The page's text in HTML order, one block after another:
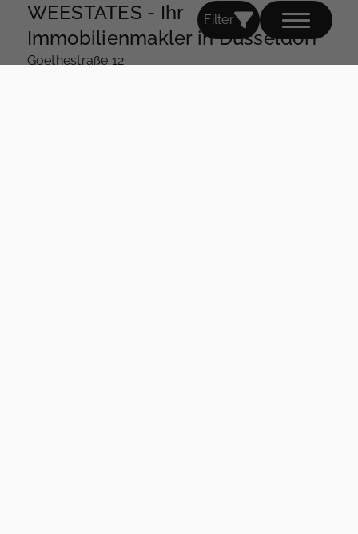
Filter
WEESTATES - Ihr
Immobilienmakler in Düsseldorf
Goethestraße 12